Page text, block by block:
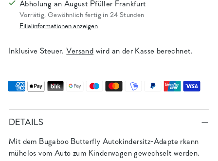
Abholung an August Pfüller Frankfurt
Vorrätig, Gewöhnlich fertig in 24 Stunden
Filialinformationen anzeigen
Inklusive Steuer. Versand wird an der Kasse berechnet.
DETAILS
Mit dem Bugaboo Butterfly Autokindersitz-Adapte rkann
mühelos vom Auto zum Kinderwagen gewechselt werden.